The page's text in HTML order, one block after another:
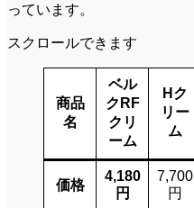
っています。
スクロールできます
商品
名
ベル
クRF
クリ
ーム
Hク
リー
ム
価格
4,180
円
7,700
円